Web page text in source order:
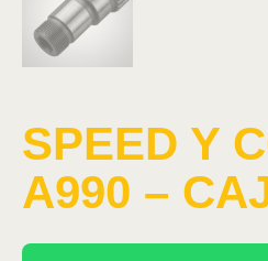
SPEED Y
A990 –